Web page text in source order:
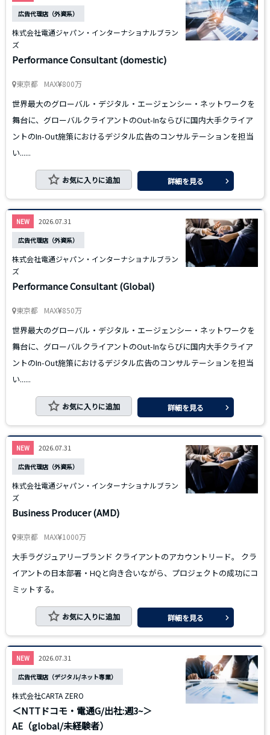
広告代理店（外資系）
株式会社電通ジャパン・インターナショナルブラン
ズ
Performance Consultant (domestic)
東京都 MAX 800万
世界最大のグローバル・デジタル・エージェンシー・ネットワークを
舞台に、グローバルクライアントのOut-Inならびに国内大手クライア
ントのIn-Out施策におけるデジタル広告のコンサルテーションを担当
い......
お気に入りに追加 詳細を見る
NEW 2026.07.31
広告代理店（外資系）
株式会社電通ジャパン・インターナショナルブラン
ズ
Performance Consultant (Global)
東京都 MAX 850万
世界最大のグローバル・デジタル・エージェンシー・ネットワークを
舞台に、グローバルクライアントのOut-Inならびに国内大手クライア
ントのIn-Out施策におけるデジタル広告のコンサルテーションを担当
い......
お気に入りに追加 詳細を見る
NEW 2026.07.31
広告代理店（外資系）
株式会社電通ジャパン・インターナショナルブラン
ズ
Business Producer (AMD)
東京都 MAX 1000万
大手ラグジュアリーブランド クライアントのアカウントリード。 クラ
イアントの日本部署・HQと向き合いながら、プロジェクトの成功にコ
ミットする。
お気に入りに追加 詳細を見る
NEW 2026.07.31
広告代理店（デジタル/ネット専業）
株式会社CARTA ZERO
＜NTTドコモ・電通G/出社:週3~＞
AE（global/未経験者）